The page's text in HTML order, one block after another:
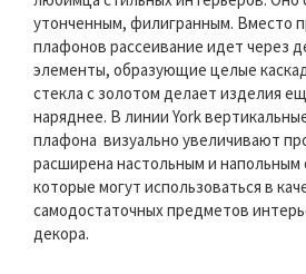
утонченным, филигранным. Вместо
плафонов рассеивание идет через
элементы, образующие целые
стекла с золотом делает изделия
наряднее. В линии York
плафона визуально увеличивают
расширена настольным и напольным
которые могут использоваться в
самодостаточных предметов
декора.